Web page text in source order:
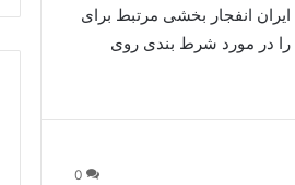
انفجار بخشی مرتبط برای
را در مورد شرط بندی روی
0